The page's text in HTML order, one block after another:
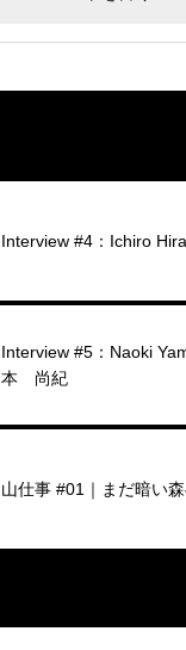
Interview #4：Ichiro
Interview #5：Naoki
本 尚紀
山仕事 #01｜まだ暗い